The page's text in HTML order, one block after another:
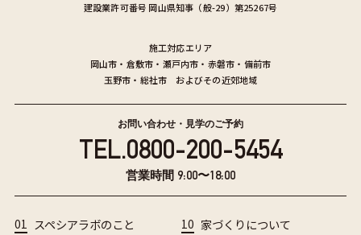
建設業許可番号 岡山県知事（般-29）第25267号
施工対応エリア
岡山市 ・ 倉敷市 ・ 瀬戸内市 ・ 赤磐市 ・ 備前市
玉野市 ・ 総社市 およびその近郊地域
お問い合わせ・見学のご予約
TEL.0800-200-5454
営業時間 9:00〜18:00
01 スペシアラボのこと 10 家づくりについて